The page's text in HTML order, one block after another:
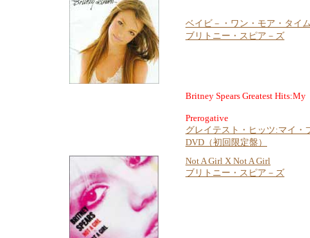
ベイビ－・ワン・モア・タイ
ブリトニー・スピア－ズ
Britney Spears Greatest Hits:My
Prerogative
グレイテスト・ヒッツ:マイ・
DVD（初回限定盤）
Not A Girl X Not A Girl
ブリトニー・スピア－ズ